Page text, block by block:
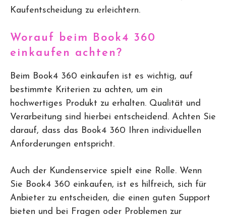
Kaufentscheidung zu erleichtern.
Worauf beim Book4 360
einkaufen achten?
Beim Book4 360 einkaufen ist es wichtig, auf
bestimmte Kriterien zu achten, um ein
hochwertiges Produkt zu erhalten. Qualität und
Verarbeitung sind hierbei entscheidend. Achten Sie
darauf, dass das Book4 360 Ihren individuellen
Anforderungen entspricht.
Auch der Kundenservice spielt eine Rolle. Wenn
Sie Book4 360 einkaufen, ist es hilfreich, sich für
Anbieter zu entscheiden, die einen guten Support
bieten und bei Fragen oder Problemen zur